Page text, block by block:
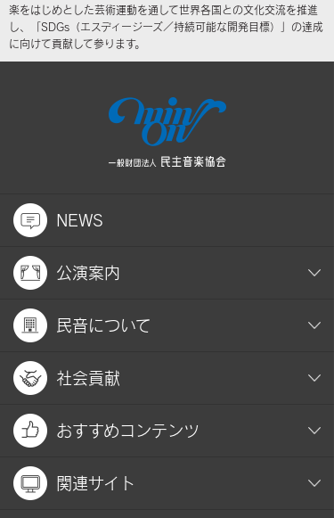
楽をはじめとした芸術運動を通して世界各国との文化交流を推進
し、「SDGs（エスディージーズ／持続可能な開発目標）」の達成
に向けて貢献して参ります。
NEWS
公演案内
民音について
社会貢献
おすすめコンテンツ
関連サイト